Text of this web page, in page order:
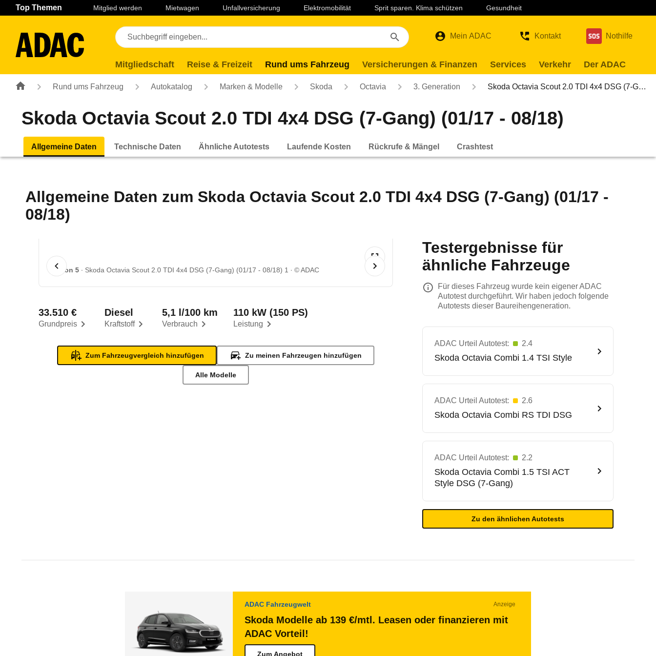
Navigation Seiteninhalt Fußzeile
Top Themen Mitglied werden Mietwagen Unfallversicherung Elektromobilität Sprit sparen. Klima schützen Gesundheit
Mein ADAC Kontakt Nothilfe
Mitgliedschaft Reise & Freizeit Rund ums Fahrzeug Versicherungen & Finanzen Services Verkehr Der ADAC
Rund ums Fahrzeug Autokatalog Marken & Modelle Skoda Octavia 3. Generation Skoda Octavia Scout 2.0 TDI 4x4 DSG (7-G…
Skoda Octavia Scout 2.0 TDI 4x4 DSG (7-Gang) (01/17 - 08/18)
Allgemeine Daten Technische Daten Ähnliche Autotests Laufende Kosten Rückrufe & Mängel Crashtest
Allgemeine Daten zum Skoda Octavia Scout 2.0 TDI 4x4 DSG (7-Gang) (01/17 -
08/18)
1 von 5 Skoda Octavia Scout 2.0 TDI 4x4 DSG (7-Gang) (01/17 - 08/18) 1 © ADAC
Grundpreis
33.510 €
Kraftstoff
Diesel
Verbrauch
5,1 l/100 km
Leistung
110 kW (150 PS)
Zum Fahrzeugvergleich hinzufügen Zu meinen Fahrzeugen hinzufügen
Alle Modelle
Testergebnisse für
ähnliche Fahrzeuge
Für dieses Fahrzeug wurde kein eigener ADAC
Autotest durchgeführt. Wir haben jedoch folgende
Autotests dieser Baureihengeneration.
ADAC Urteil Autotest: 2.4
Skoda Octavia Combi 1.4 TSI Style
ADAC Urteil Autotest: 2.6
Skoda Octavia Combi RS TDI DSG
ADAC Urteil Autotest: 2.2
Skoda Octavia Combi 1.5 TSI ACT
Style DSG (7-Gang)
Zu den ähnlichen Autotests
ADAC Fahrzeugwelt Anzeige
Skoda Modelle ab 139 €/mtl. Leasen oder finanzieren mit
ADAC Vorteil!
Zum Angebot